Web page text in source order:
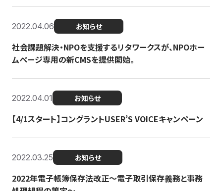
2022.04.06 お知らせ
社会課題解決・NPOを支援するリタワークスが、NPOホー
ムページ専用の新CMSを提供開始。
2022.04.01 お知らせ
【4/1スタート】コングラントUSER’S VOICEキャンペーン
2022.03.25 お知らせ
2022年電子帳簿保存法改正～電子取引保存義務と事務